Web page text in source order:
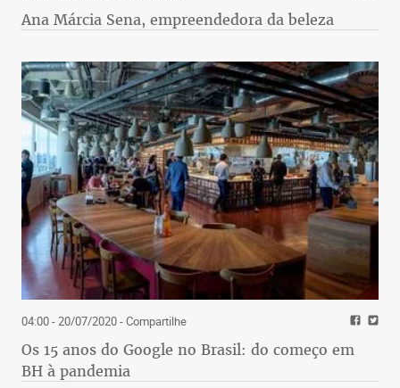
Ana Márcia Sena, empreendedora da beleza
04:00 - 20/07/2020- Compartilhe
Os 15 anos do Google no Brasil: do começo em
BH à pandemia